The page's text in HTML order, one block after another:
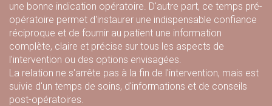
une bonne indication opératoire. D'autre part, ce temps pré-
opératoire permet d'instaurer une indispensable confiance
réciproque et de fournir au patient une information
complète, claire et précise sur tous les aspects de
l'intervention ou des options envisagées.
La relation ne s'arrête pas à la fin de l'intervention, mais est
suivie d'un temps de soins, d'informations et de conseils
post-opératoires.